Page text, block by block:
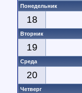
Понедельник
18
Вторник
19
Среда
20
Четверг